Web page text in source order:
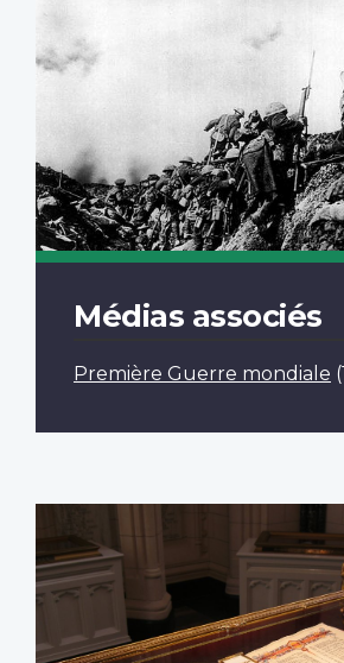
Médias associés
Première Guerre mondiale